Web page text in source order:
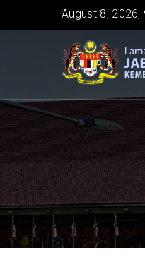
to
August 8, 2026,